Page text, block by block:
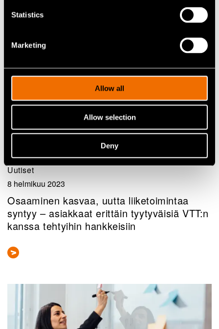
Statistics
Marketing
Allow all
Allow selection
Deny
Uutiset
8 helmikuu 2023
Osaaminen kasvaa, uutta liiketoimintaa
syntyy – asiakkaat erittäin tyytyväisiä VTT:n
kanssa tehtyihin hankkeisiin